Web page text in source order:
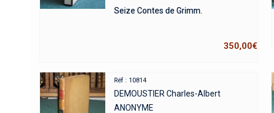
Seize Contes de Grimm.
350,00€
Réf : 10814
DEMOUSTIER Charles-Albert
ANONYME